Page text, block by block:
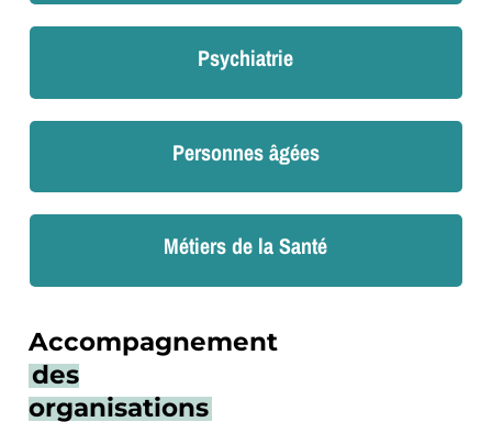
Psychiatrie
Personnes âgées
Métiers de la Santé
Accompagnement
des
organisations